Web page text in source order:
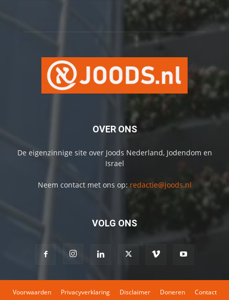
OVER ONS
De eigenzinnige site over Joods Nederland, Jodendom en
Israel
Neem contact met ons op: redactie@joods.nl
VOLG ONS
Voorwaarden Privacyverklaring Disclaimer Doneren Contact